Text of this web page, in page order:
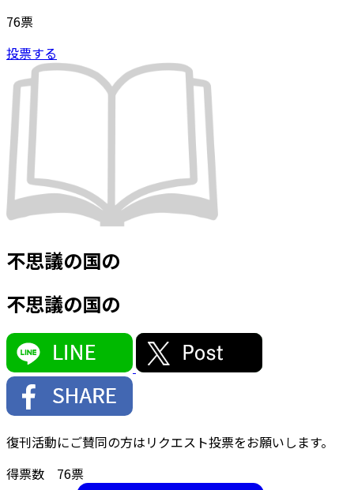
76票
投票する
不思議の国の
不思議の国の
復刊活動にご賛同の方はリクエスト投票をお願いします。
得票数 76票